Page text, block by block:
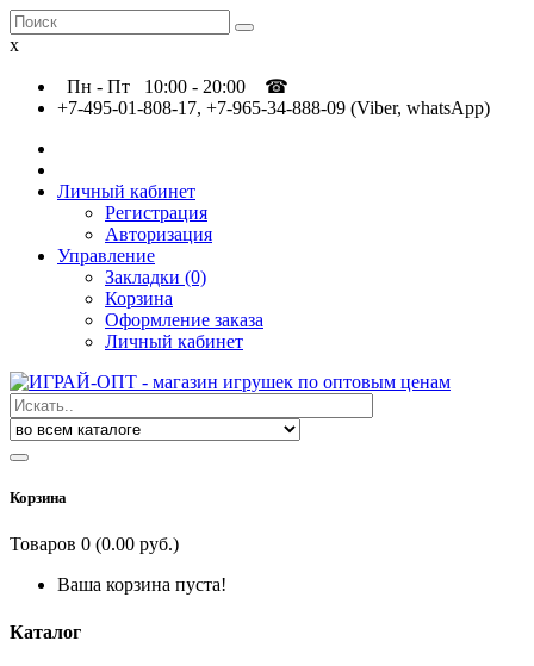
x
Пн - Пт 10:00 - 20:00 ☎
+7-495-01-808-17, +7-965-34-888-09 (Viber, whatsApp)
Личный кабинет
Регистрация
Авторизация
Управление
Закладки (0)
Корзина
Оформление заказа
Личный кабинет
Корзина
Товаров 0 (0.00 руб.)
Ваша корзина пуста!
Каталог